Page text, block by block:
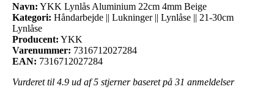
Navn: YKK Lynlås Aluminium 22cm 4mm Beige
Kategori: Håndarbejde || Lukninger || Lynlåse || 21-30cm
Lynlåse
Producent: YKK
Varenummer: 7316712027284
EAN: 7316712027284
Vurderet til 4.9 ud af 5 stjerner baseret på 31 anmeldelser